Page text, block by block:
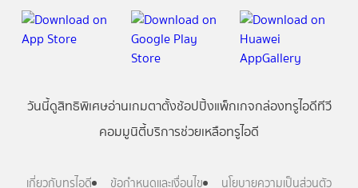
วันนี้ดูสิทธิพิเศษอ่านเกมตาตั้งช้อปปิ้งแพ็กเกจกล่องทรูไอดีทีวี
คอมมูนิตี้บริการช่วยเหลือทรูไอดี
เกี่ยวกับทรูไอดี ข้อกำหนดและเงื่อนไข นโยบายความเป็นส่วนตัว